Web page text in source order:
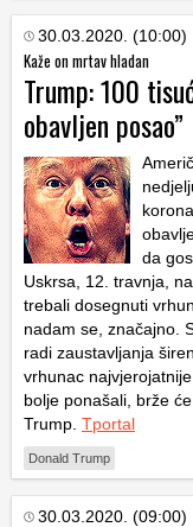
30.03.2020. (10:00)
Kaže on mrtav hladan
Trump: 100
obavljen posao”
da
Uskrsa, 12. travnja,
trebali dosegnuti
nadam se, značajno.
radi zaustavljanja
vrhunac
bolje ponašali, brže
Trump. Tportal
Donald Trump
30.03.2020. (09:00)